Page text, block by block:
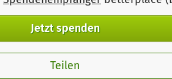
Jetzt spenden
Teilen